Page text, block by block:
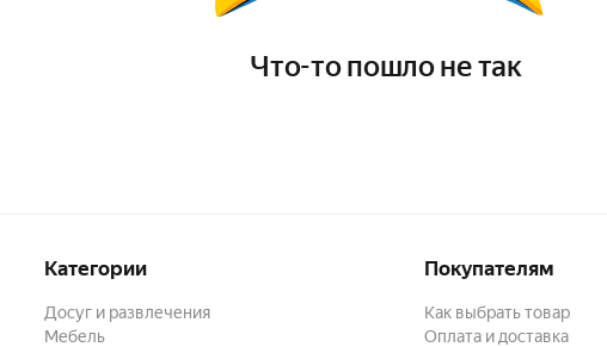
Что-то пошло не так
Категории
Досуг и развлечения
Мебель
Покупателям
Как выбрать товар
Оплата и доставка